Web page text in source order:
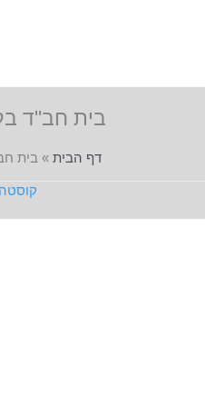
בית חב"ד
דף הבית » בית